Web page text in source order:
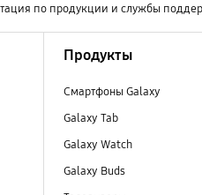
по продукции и службы
Продукты
Смартфоны Galaxy
Galaxy Tab
Galaxy Watch
Galaxy Buds